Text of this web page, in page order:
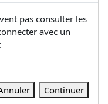
pas consulter les
avec un
Continuer